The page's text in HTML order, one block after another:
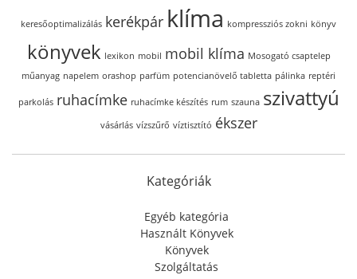
keresőoptimalizálás kerékpár klíma kompressziós zokni könyv
könyvek lexikon mobil mobil klíma Mosogató csaptelep
műanyag napelem orashop parfüm potencianövelő tabletta pálinka reptéri
parkolás ruhacímke ruhacímke készítés rum szauna szivattyú
vásárlás vízszűrő víztisztító ékszer
Kategóriák
Egyéb kategória
Használt Könyvek
Könyvek
Szolgáltatás